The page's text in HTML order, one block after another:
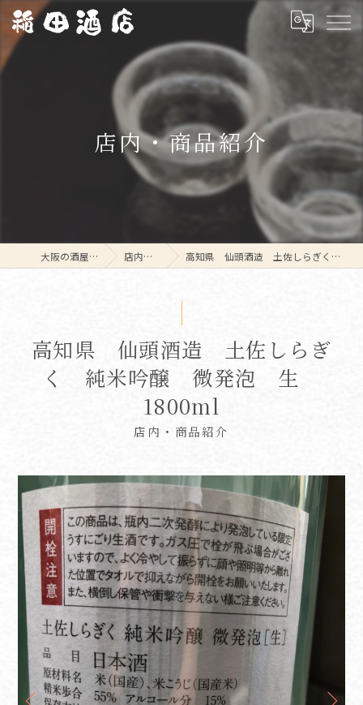
店内・商品紹介
大阪の酒屋なら稲田酒店 店内・商品紹介 高知県 仙頭酒造 土佐しらぎく 純米吟醸 微発泡 生 1800ml
店内・商品紹介
高知県 仙頭酒造 土佐しらぎ
く 純米吟醸 微発泡 生
1800ml